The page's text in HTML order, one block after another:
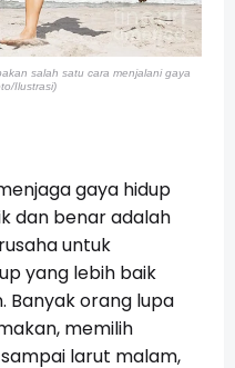
salah satu cara menjalani gaya
Ilustrasi)
gaya hidup
dan benar adalah
untuk
yang lebih baik
Banyak orang lupa
memilih
larut malam,